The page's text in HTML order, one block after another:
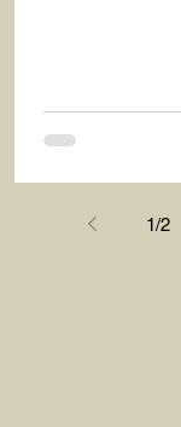
1/2